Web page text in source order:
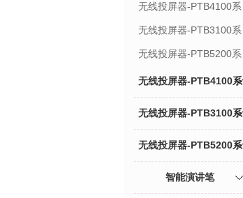
无线投屏器-PTB4100系
无线投屏器-PTB3100系
无线投屏器-PTB5200系
无线投屏器-PTB4100系
列
无线投屏器-PTB3100系
列
无线投屏器-PTB5200系
列
智能演讲笔